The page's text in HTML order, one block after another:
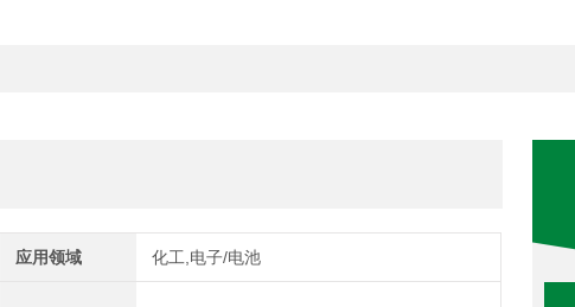
应用领域 化工,电子/电池